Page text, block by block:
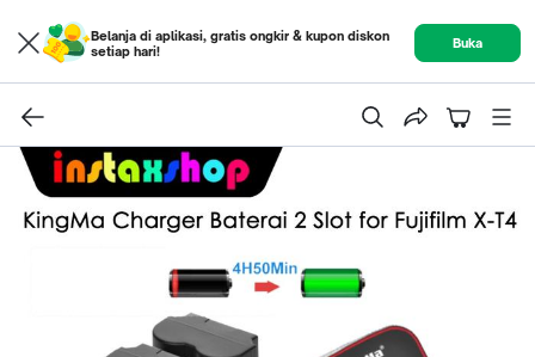
Belanja di aplikasi, gratis ongkir & kupon diskon
setiap hari!
Buka